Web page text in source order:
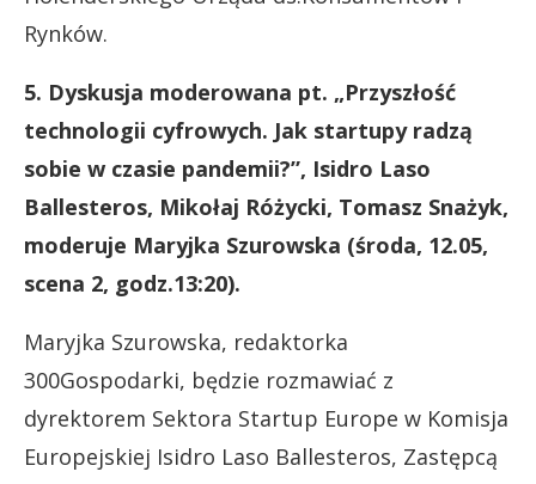
Rynków.
5. Dyskusja moderowana pt. „Przyszłość
technologii cyfrowych. Jak startupy radzą
sobie w czasie pandemii?”, Isidro Laso
Ballesteros, Mikołaj Różycki, Tomasz Snażyk,
moderuje Maryjka Szurowska (środa, 12.05,
scena 2, godz.13:20).
Maryjka Szurowska, redaktorka
300Gospodarki, będzie rozmawiać z
dyrektorem Sektora Startup Europe w Komisja
Europejskiej Isidro Laso Ballesteros, Zastępcą